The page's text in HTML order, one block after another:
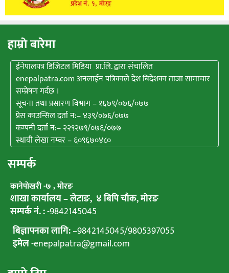
हाम्राे बारेमा
ईनेपालपत्र डिजिटल मिडिया प्रा.लि. द्वारा संचालित
enepalpatra.com अनलाईन पत्रिकाले देश बिदेशका ताजा सामाचार
सम्प्रेषण गर्दछ ।
सूचना तथा प्रसारण विभाग – १६७९/०७६/०७७
प्रेस काउन्सिल दर्ता न:– ४३९/०७६/०७७
कम्पनी दर्ता न:– २२९२७९/०७६/०७७
स्थायी लेखा नम्वर – ६०९६७०४८०
सम्पर्क
कानेपाेखरी -७ , मोरङ
शाखा कार्यालय – लेटाङ, ४ बिपि चाैक, माेरङ
सम्पर्क नं. :-9842145045
बिज्ञापनका लागि:–9842145045/9805397055
इमेल-enepalpatra@gmail.com